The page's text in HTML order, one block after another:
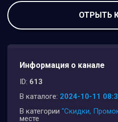
ОТРЫТЬ
Информация о канале
ID: 613
В каталоге: 2024-10-11
В категории "Скидки,
месте